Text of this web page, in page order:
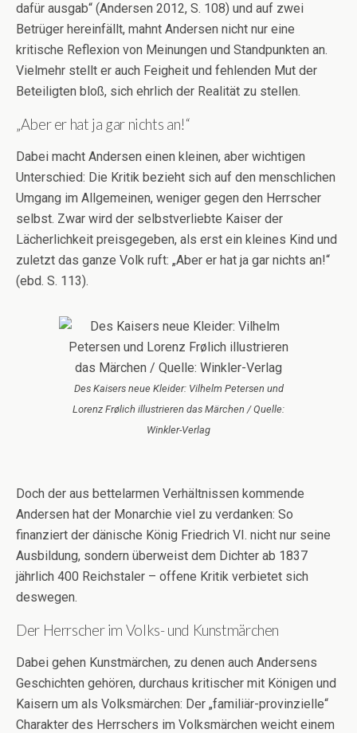
dafür ausgab“ (Andersen 2012, S. 108) und auf zwei
Betrüger hereinfällt, mahnt Andersen nicht nur eine
kritische Reflexion von Meinungen und Standpunkten an.
Vielmehr stellt er auch Feigheit und fehlenden Mut der
Beteiligten bloß, sich ehrlich der Realität zu stellen.
„Aber er hat ja gar nichts an!“
Dabei macht Andersen einen kleinen, aber wichtigen
Unterschied: Die Kritik bezieht sich auf den menschlichen
Umgang im Allgemeinen, weniger gegen den Herrscher
selbst. Zwar wird der selbstverliebte Kaiser der
Lächerlichkeit preisgegeben, als erst ein kleines Kind und
zuletzt das ganze Volk ruft: „Aber er hat ja gar nichts an!“
(ebd. S. 113).
Des Kaisers neue Kleider: Vilhelm Petersen und
Lorenz Frølich illustrieren das Märchen / Quelle:
Winkler-Verlag
Doch der aus bettelarmen Verhältnissen kommende
Andersen hat der Monarchie viel zu verdanken: So
finanziert der dänische König Friedrich VI. nicht nur seine
Ausbildung, sondern überweist dem Dichter ab 1837
jährlich 400 Reichstaler – offene Kritik verbietet sich
deswegen.
Der Herrscher im Volks- und Kunstmärchen
Dabei gehen Kunstmärchen, zu denen auch Andersens
Geschichten gehören, durchaus kritischer mit Königen und
Kaisern um als Volksmärchen: Der „familiär-provinzielle“
Charakter des Herrschers im Volksmärchen weicht einem